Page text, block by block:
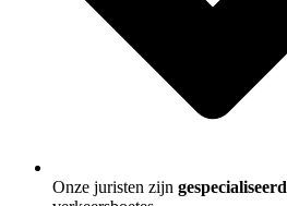
Onze juristen zijn gespecialiseerd